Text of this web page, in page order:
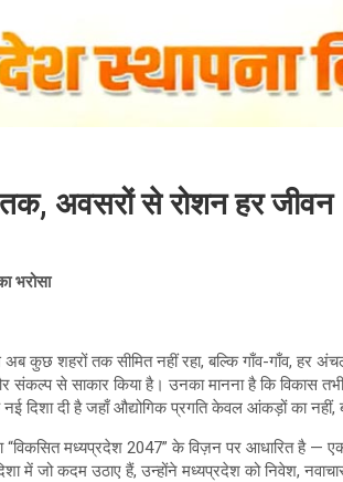
अवसरों से रोशन हर जीवन
भरोसा
कुछ शहरों तक सीमित नहीं रहा, बल्कि गाँव-गाँव, हर
से साकार किया है। उनका मानना है कि विकास
दिशा दी है जहाँ औद्योगिक प्रगति केवल आंकड़ों का नहीं,
“विकसित मध्यप्रदेश 2047” के विज़न पर आधारित है —
में जो कदम उठाए हैं, उन्होंने मध्यप्रदेश को निवेश,